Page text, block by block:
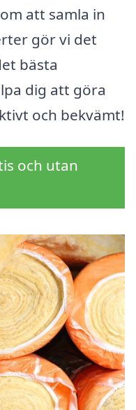
att samla in
gör vi det
bästa
dig att göra
och bekvämt!
och utan